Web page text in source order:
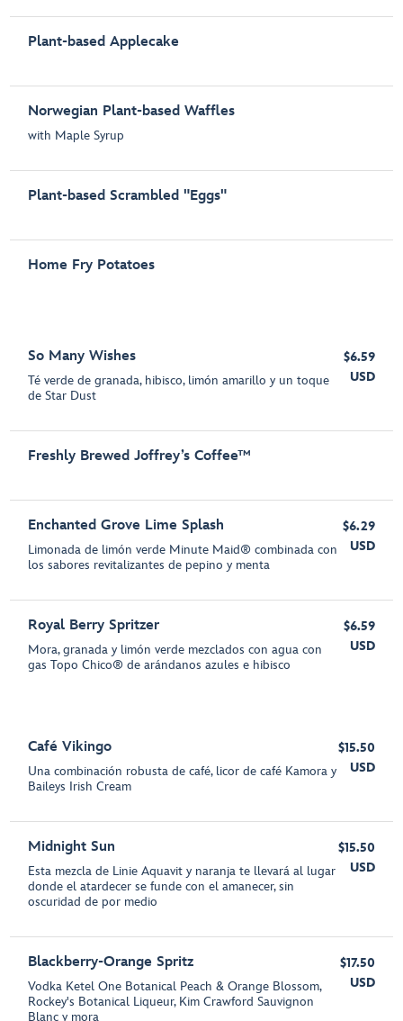
Plant-based Applecake
Norwegian Plant-based Waffles
with Maple Syrup
Plant-based Scrambled "Eggs"
Home Fry Potatoes
So Many Wishes
Té verde de granada, hibisco, limón amarillo y un toque
de Star Dust
$6.59
USD
Freshly Brewed Joffrey’s Coffee™
Enchanted Grove Lime Splash
Limonada de limón verde Minute Maid® combinada con
los sabores revitalizantes de pepino y menta
$6.29
USD
Royal Berry Spritzer
Mora, granada y limón verde mezclados con agua con
gas Topo Chico® de arándanos azules e hibisco
$6.59
USD
Café Vikingo
Una combinación robusta de café, licor de café Kamora y
Baileys Irish Cream
$15.50
USD
Midnight Sun
Esta mezcla de Linie Aquavit y naranja te llevará al lugar
donde el atardecer se funde con el amanecer, sin
oscuridad de por medio
$15.50
USD
Blackberry-Orange Spritz
Vodka Ketel One Botanical Peach & Orange Blossom,
Rockey's Botanical Liqueur, Kim Crawford Sauvignon
Blanc y mora
$17.50
USD